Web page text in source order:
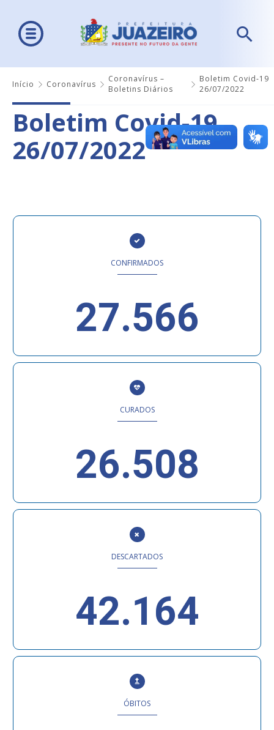
Início Coronavírus
Coronavírus –
Boletins Diários
Boletim Covid-19
26/07/2022
Boletim Covid-19
26/07/2022
CONFIRMADOS
27.566
CURADOS
26.508
DESCARTADOS
42.164
ÓBITOS